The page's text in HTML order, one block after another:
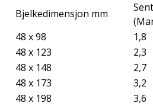
Bjelkedimensjon mm
48 x 98
1,8
48 x 123
2,3
48 x 148
2,7
48 x 173
3,2
48 x 198
3,6